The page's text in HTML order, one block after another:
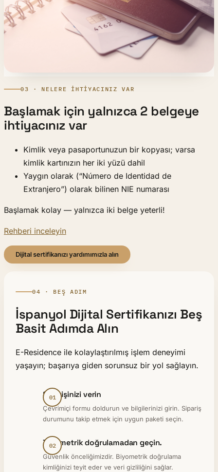
03 · NELERE IHTIYACINIZ VAR
Başlamak için yalnızca 2 belgeye
ihtiyacınız var
Kimlik veya pasaportunuzun bir kopyası; varsa
kimlik kartınızın her iki yüzü dahil
Yaygın olarak (“Número de Identidad de
Extranjero”) olarak bilinen NIE numarası
Başlamak kolay — yalnızca iki belge yeterli!
Rehberi inceleyin
Dijital sertifikanızı yardımımızla alın
04 · BEŞ ADIM
İspanyol Dijital Sertifikanızı Beş
Basit Adımda Alın
E-Residence ile kolaylaştırılmış işlem deneyimi
yaşayın; başarıya giden sorunsuz bir yol sağlayın.
Siparişinizi verin
Çevrimiçi formu doldurun ve bilgilerinizi girin. Sipariş
durumunu takip etmek için uygun paketi seçin.
Biyometrik doğrulamadan geçin.
Güvenlik önceliğimizdir. Biyometrik doğrulama
kimliğinizi teyit eder ve veri gizliliğini sağlar.